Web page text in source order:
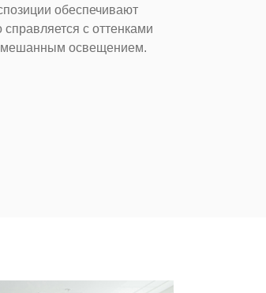
обеспечивают
с оттенками
освещением.